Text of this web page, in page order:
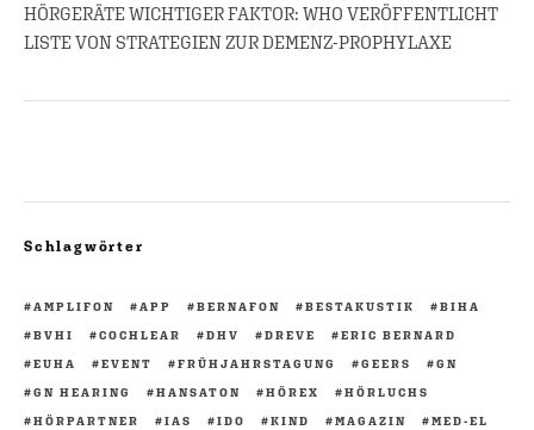
HÖRGERÄTE WICHTIGER FAKTOR: WHO VERÖFFENTLICHT
LISTE VON STRATEGIEN ZUR DEMENZ-PROPHYLAXE
Schlagwörter
AMPLIFON APP BERNAFON BESTAKUSTIK
BIHA
BVHI
COCHLEAR DHV DREVE
ERIC BERNARD
EUHA
EVENT FRÜHJAHRSTAGUNG GEERS
GN
GN HEARING
HANSATON HÖREX
HÖRLUCHS
HÖRPARTNER
IAS IDO KIND MAGAZIN
MED-EL